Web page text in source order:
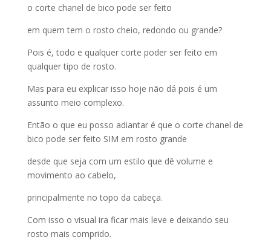
o corte chanel de bico pode ser feito
em quem tem o rosto cheio, redondo ou grande?
Pois é, todo e qualquer corte poder ser feito em
qualquer tipo de rosto.
Mas para eu explicar isso hoje não dá pois é um
assunto meio complexo.
Então o que eu posso adiantar é que o corte chanel de
bico pode ser feito SIM em rosto grande
desde que seja com um estilo que dê volume e
movimento ao cabelo,
principalmente no topo da cabeça.
Com isso o visual ira ficar mais leve e deixando seu
rosto mais comprido.